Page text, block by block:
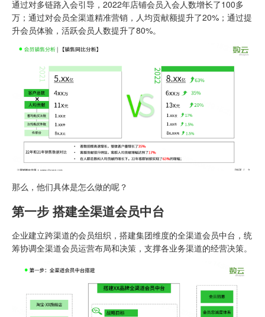
通过对多链路入会引导，2022年店铺会员入会人数增长了100多
万；通过对会员全渠道精准营销，人均贡献额提升了20%；通过提
升会员体验，活跃会员人数提升了80%。
那么，他们具体是怎么做的呢？
第一步 搭建全渠道会员中台
企业建立跨渠道的会员组织，搭建集团维度的全渠道会员中台，统
筹协调全渠道会员运营布局和决策，支撑各业务渠道的经营决策。